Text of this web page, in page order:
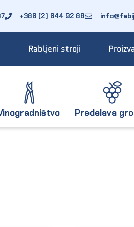
+386 (2) 644 92 88
Rabljeni stroji
Predelava